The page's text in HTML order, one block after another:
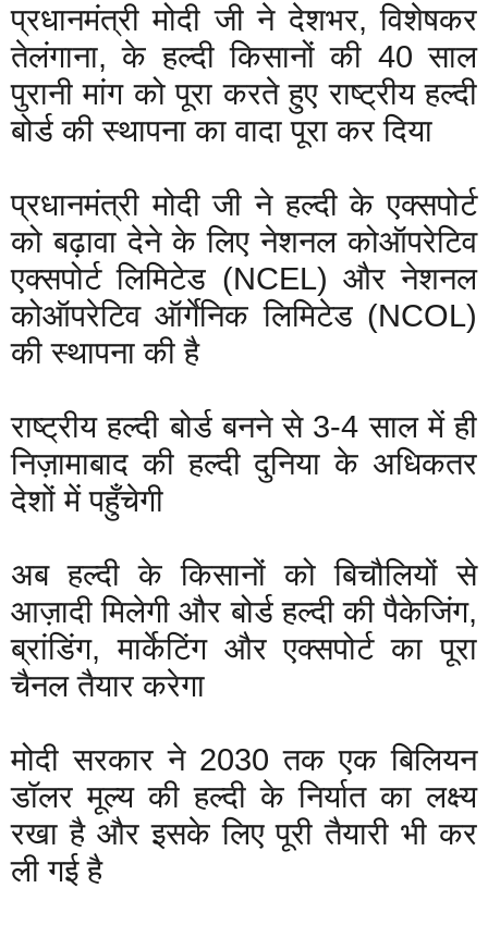
प्रधानमंत्री मोदी जी ने देशभर, विशेषकर
तेलंगाना, के हल्दी किसानों की 40 साल
पुरानी मांग को पूरा करते हुए राष्ट्रीय हल्दी
बोर्ड की स्थापना का वादा पूरा कर दिया
प्रधानमंत्री मोदी जी ने हल्दी के एक्सपोर्ट
को बढ़ावा देने के लिए नेशनल कोऑपरेटिव
एक्सपोर्ट लिमिटेड (NCEL) और नेशनल
कोऑपरेटिव ऑर्गेनिक लिमिटेड (NCOL)
की स्थापना की है
राष्ट्रीय हल्दी बोर्ड बनने से 3-4 साल में ही
निज़ामाबाद की हल्दी दुनिया के अधिकतर
देशों में पहुँचेगी
अब हल्दी के किसानों को बिचौलियों से
आज़ादी मिलेगी और बोर्ड हल्दी की पैकेजिंग,
ब्रांडिंग, मार्केटिंग और एक्सपोर्ट का पूरा
चैनल तैयार करेगा
मोदी सरकार ने 2030 तक एक बिलियन
डॉलर मूल्य की हल्दी के निर्यात का लक्ष्य
रखा है और इसके लिए पूरी तैयारी भी कर
ली गई है